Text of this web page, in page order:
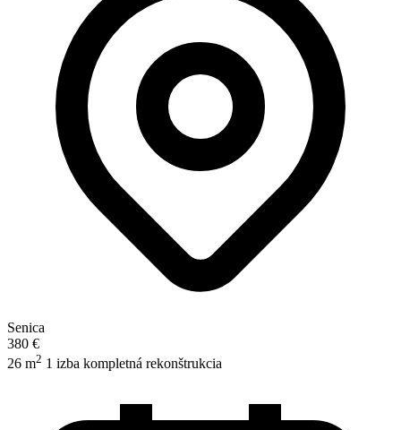
Senica
380 €
26 m2 1 izba kompletná rekonštrukcia